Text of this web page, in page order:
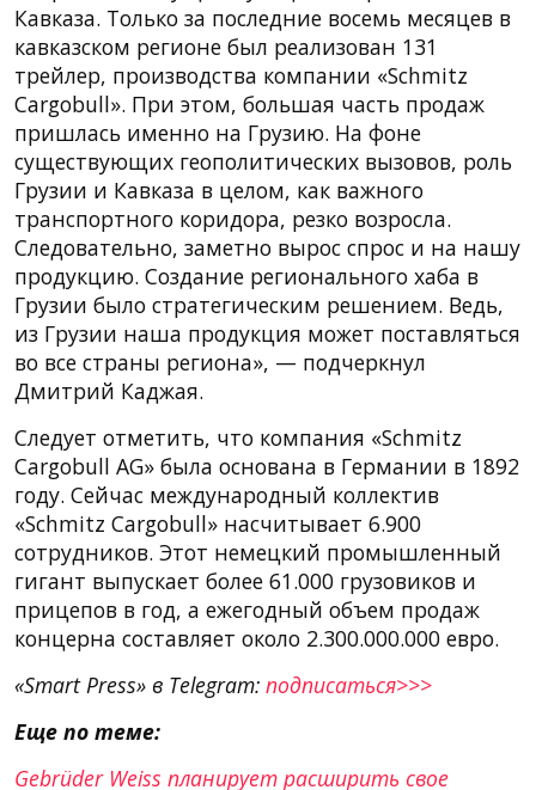
Кавказа. Только за последние восемь месяцев в
кавказском регионе был реализован 131
трейлер, производства компании «Schmitz
Cargobull». При этом, большая часть продаж
пришлась именно на Грузию. На фоне
существующих геополитических вызовов, роль
Грузии и Кавказа в целом, как важного
транспортного коридора, резко возросла.
Следовательно, заметно вырос спрос и на нашу
продукцию. Создание регионального хаба в
Грузии было стратегическим решением. Ведь,
из Грузии наша продукция может поставляться
во все страны региона», — подчеркнул
Дмитрий Каджая.
Следует отметить, что компания «Schmitz
Cargobull AG» была основана в Германии в 1892
году. Сейчас международный коллектив
«Schmitz Cargobull» насчитывает 6.900
сотрудников. Этот немецкий промышленный
гигант выпускает более 61.000 грузовиков и
прицепов в год, а ежегодный объем продаж
концерна составляет около 2.300.000.000 евро.
«Smart Press» в Telegram: подписаться>>>
Еще по теме:
Gebrüder Weiss планирует расширить свое